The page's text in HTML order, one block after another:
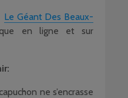
Le Géant Des Beaux-
en ligne et sur
ne s’encrasse